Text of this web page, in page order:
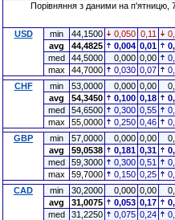
Порівняння з даними на п'ятницю,
USD min 44,1500 0,050 0,11
avg
44,4825 0,004 0,01
med
44,5000 0,000 0,00
max
44,7000 0,030 0,07
CHF
min 53,0000 0,000 0,00
avg
54,3450 0,100 0,18
med
54,6500 0,300 0,55
max
55,0000 0,250 0,46
GBP
min 57,0000 0,000 0,00
avg
59,0538 0,181 0,31
med
59,3000 0,300 0,51
max
59,7000 0,150 0,25
CAD
min 30,2000 0,000 0,00
avg
31,0075 0,053 0,17
med
31,2250 0,075 0,24